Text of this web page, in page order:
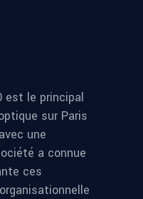
est le principal
sur Paris
une
a connue
ces